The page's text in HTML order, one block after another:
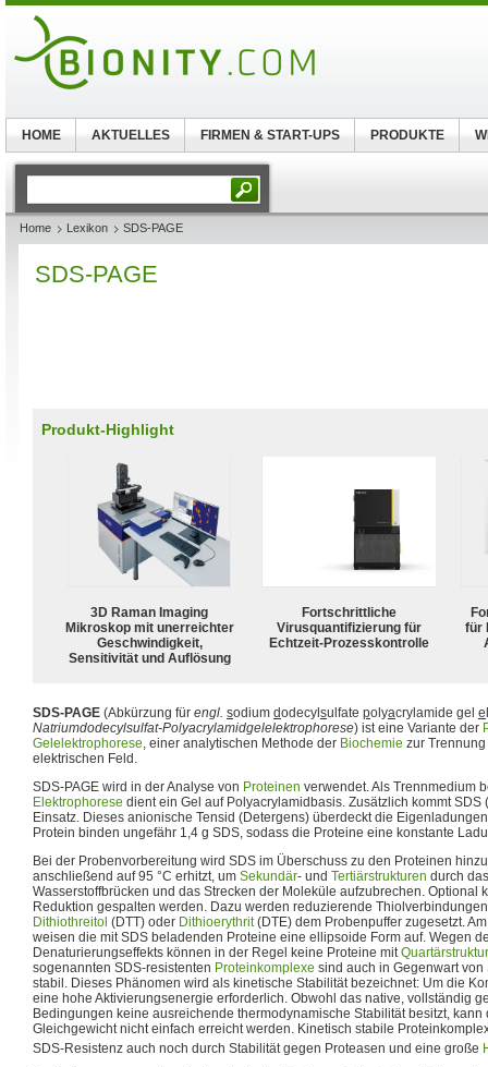
Home Lexikon SDS-PAGE
SDS-PAGE
Produkt-Highlight
3D Raman Imaging
Mikroskop mit unerreichter
Geschwindigkeit,
Sensitivität und Auflösung
Fortschrittliche
Virusquantifizierung für
Echtzeit-Prozesskontrolle
für
SDS-PAGE (Abkürzung für engl. sodium dodecyl sulfate polyacrylamide gel e
Natriumdodecylsulfat-Polyacrylamidgelelektrophorese) ist eine Variante der
Gelelektrophorese, einer analytischen Methode der Biochemie zur
elektrischen Feld.
SDS-PAGE wird in der Analyse von Proteinen verwendet. Als Trennmedium
Elektrophorese dient ein Gel auf Polyacrylamidbasis. Zusätzlich kommt SDS (
Einsatz. Dieses anionische Tensid (Detergens) überdeckt die
Protein binden ungefähr 1,4 g SDS, sodass die Proteine eine konstante
Bei der Probenvorbereitung wird SDS im Überschuss zu den Proteinen
anschließend auf 95 °C erhitzt, um Sekundär- und Tertiärstrukturen durch
Wasserstoffbrücken und das Strecken der Moleküle aufzubrechen. Optional
Reduktion gespalten werden. Dazu werden reduzierende
Dithiothreitol (DTT) oder Dithioerythrit(DTE) dem Probenpuffer zugesetzt.
weisen die mit SDS beladenden Proteine eine ellipsoide Form auf. Wegen
Denaturierungseffekts können in der Regel keine Proteine mitQuartärstruktur
sogenannten SDS-resistenten Proteinkomplexe sind auch in Gegenwart
stabil. Dieses Phänomen wird als kinetische Stabilität bezeichnet: Um die
eine hohe Aktivierungsenergie erforderlich. Obwohl das native, vollständig
Bedingungen keine ausreichende thermodynamische Stabilität besitzt, kann
Gleichgewicht nicht einfach erreicht werden. Kinetisch stabile
SDS-Resistenz auch noch durch Stabilität gegen Proteasen und eine große
HOME AKTUELLES FIRMEN & START-UPS PRODUKTE